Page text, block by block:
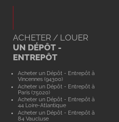
ACHETER / LOUER
UN DÉPÔT -
ENTREPÔT
Acheter un Dépôt - Entrepôt à
Vincennes (94300)
Acheter un Dépôt - Entrepôt à
Paris (75020)
Acheter un Dépôt - Entrepôt à
44 Loire-Atlantique
Acheter un Dépôt - Entrepôt à
84 Vaucluse